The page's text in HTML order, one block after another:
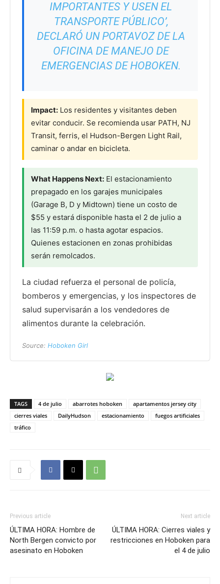
IMPORTANTES Y USEN EL
TRANSPORTE PÚBLICO’,
DECLARÓ UN PORTAVOZ DE LA
OFICINA DE MANEJO DE
EMERGENCIAS DE HOBOKEN.
Impact: Los residentes y visitantes deben
evitar conducir. Se recomienda usar PATH, NJ
Transit, ferris, el Hudson-Bergen Light Rail,
caminar o andar en bicicleta.
What Happens Next: El estacionamiento
prepagado en los garajes municipales
(Garage B, D y Midtown) tiene un costo de
$55 y estará disponible hasta el 2 de julio a
las 11:59 p.m. o hasta agotar espacios.
Quienes estacionen en zonas prohibidas
serán remolcados.
La ciudad refuerza el personal de policía,
bomberos y emergencias, y los inspectores de
salud supervisarán a los vendedores de
alimentos durante la celebración.
Source: Hoboken Girl
TAGS 4 de julio abarrotes hoboken
apartamentos jersey city
cierres viales
DailyHudson estacionamiento
fuegos artificiales
tráfico
Previous article
ÚLTIMA HORA: Hombre de
North Bergen convicto por
asesinato en Hoboken
Next article
ÚLTIMA HORA: Cierres viales y
restricciones en Hoboken para
el 4 de julio